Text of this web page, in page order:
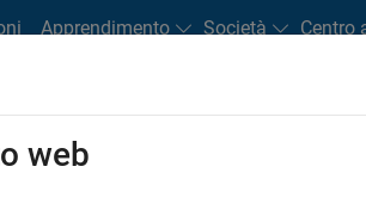
Apprendimento Società Centro
web